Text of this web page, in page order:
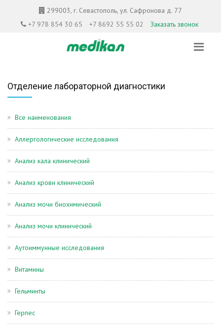
299003, г. Севастополь, ул. Сафронова д. 77
+7 978 854 30 65
+7 8692 55 55 02 Заказать звонок
Отделение лабораторной диагностики
Все наименования
Аллергологические исследования
Анализ кала клинический
Анализ крови клинический
Анализ мочи биохимический
Анализ мочи клинический
Аутоиммунные исследования
Витамины
Гельминты
Герпес